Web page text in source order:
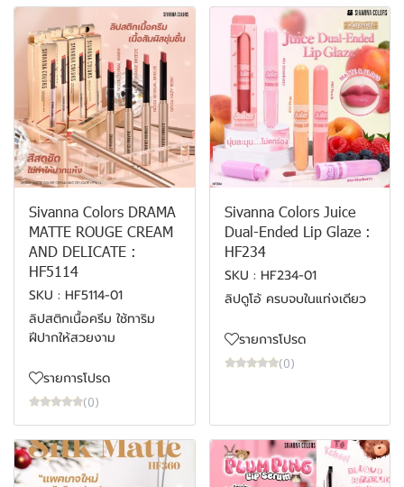
Sivanna Colors DRAMA
MATTE ROUGE CREAM
AND DELICATE :
HF5114
SKU : HF5114-01
ลิปสติกเนื้อครีม ใช้ทาริม
ฝีปากให้สวยงาม
รายการโปรด
(0)
Sivanna Colors Juice
Dual-Ended Lip Glaze :
HF234
SKU : HF234-01
ลิปดูโอ้ ครบจบในแท่งเดียว
รายการโปรด
(0)